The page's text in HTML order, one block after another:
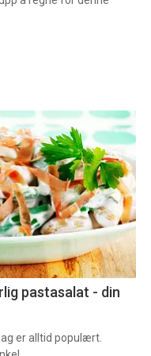
pastasalat - din
er alltid populært.